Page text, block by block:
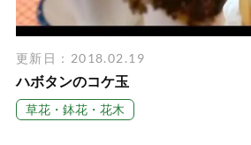
更新日：2018.02.19
ハボタンのコケ玉
草花・鉢花・花木